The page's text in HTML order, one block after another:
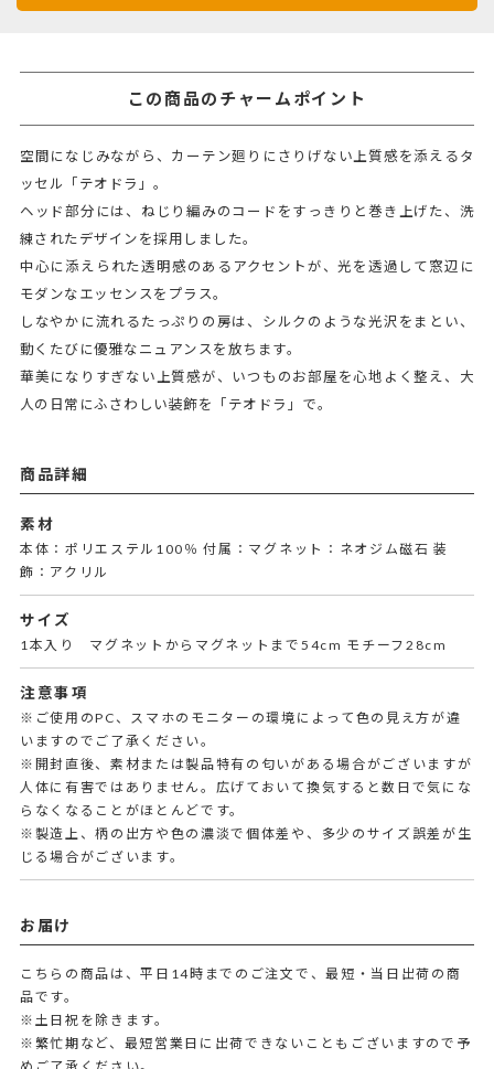
この商品のチャームポイント
空間になじみながら、カーテン廻りにさりげない上質感を添えるタ
ッセル「テオドラ」。
ヘッド部分には、ねじり編みのコードをすっきりと巻き上げた、洗
練されたデザインを採用しました。
中心に添えられた透明感のあるアクセントが、光を透過して窓辺に
モダンなエッセンスをプラス。
しなやかに流れるたっぷりの房は、シルクのような光沢をまとい、
動くたびに優雅なニュアンスを放ちます。
華美になりすぎない上質感が、いつものお部屋を心地よく整え、大
人の日常にふさわしい装飾を「テオドラ」で。
商品詳細
素材
本体：ポリエステル100％ 付属：マグネット：ネオジム磁石 装
飾：アクリル
サイズ
1本入り マグネットからマグネットまで54cm モチーフ28cm
注意事項
※ご使用のPC、スマホのモニターの環境によって色の見え方が違
いますのでご了承ください。
※開封直後、素材または製品特有の匂いがある場合がございますが
人体に有害ではありません。広げておいて換気すると数日で気にな
らなくなることがほとんどです。
※製造上、柄の出方や色の濃淡で個体差や、多少のサイズ誤差が生
じる場合がございます。
お届け
こちらの商品は、平日14時までのご注文で、最短・当日出荷の商
品です。
※土日祝を除きます。
※繁忙期など、最短営業日に出荷できないこともございますので予